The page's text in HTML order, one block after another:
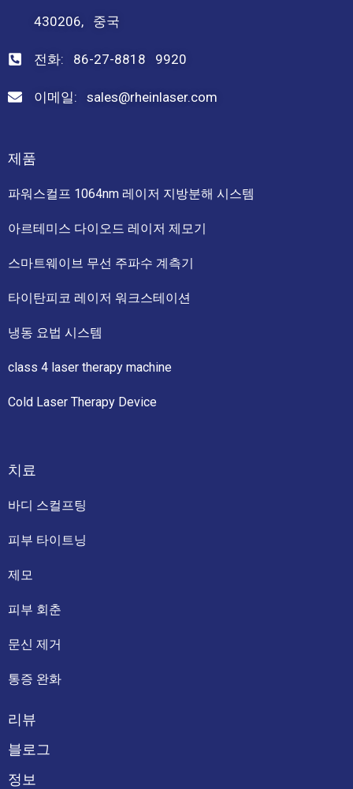
430206, 중국
전화: 86-27-8818 9920
이메일: sales@rheinlaser.com
제품
파워스컬프 1064nm 레이저 지방분해 시스템
아르테미스 다이오드 레이저 제모기
스마트웨이브 무선 주파수 계측기
타이탄피코 레이저 워크스테이션
냉동 요법 시스템
class 4 laser therapy machine
Cold Laser Therapy Device
치료
바디 스컬프팅
피부 타이트닝
제모
피부 회춘
문신 제거
통증 완화
리뷰
블로그
정보